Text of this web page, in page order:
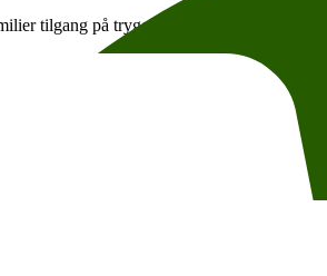
tilgang på trygg teknologi, som setter
og telefoner spesielt utviklet for barn,
distraksjoner. Bare teknologi som hjelper